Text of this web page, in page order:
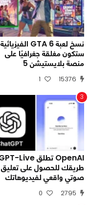
نسخ لعبة GTA 6 الفيزيائية
ستكون مغلقة جغرافيًا على
منصة بلايستيشن 5
15376
1
3
طريقك للحصول على تعليق
صوتي واقعي لفيديوهاتك
2795
0